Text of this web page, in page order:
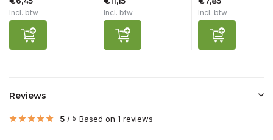
Incl. btw Incl. btw Incl. btw
Reviews
5 / 5 Based on 1 reviews